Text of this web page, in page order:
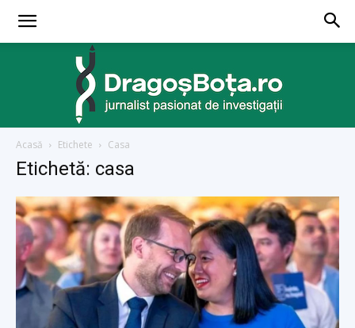
Acasă Etichete Casa
Etichetă: casa